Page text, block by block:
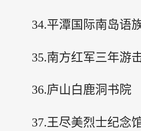
34.平潭国际南岛语
35.南方红军三年游
36.庐山白鹿洞书院
37.王尽美烈士纪念